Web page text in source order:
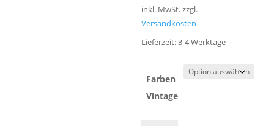
inkl. MwSt.zzgl.
Versandkosten
Lieferzeit:3-4 Werktage
Farben
Vintage